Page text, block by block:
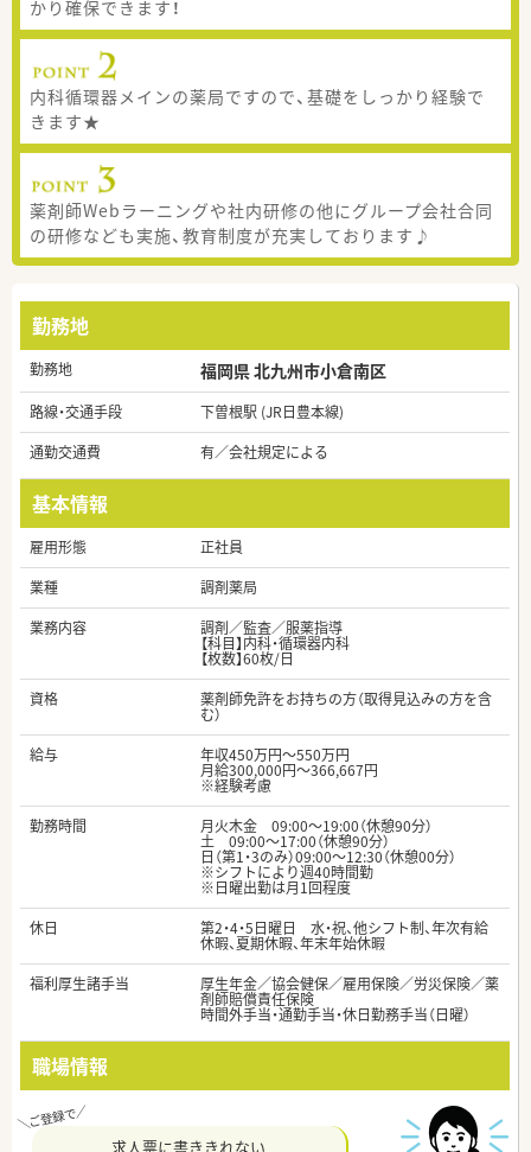
かり確保できます！
内科循環器メインの薬局ですので、基礎をしっかり経験で
きます★
薬剤師Webラーニングや社内研修の他にグループ会社合同
の研修なども実施、教育制度が充実しております♪
勤務地
勤務地 福岡県 北九州市小倉南区
路線・交通手段
下曽根駅 (JR日豊本線)
通勤交通費
有／会社規定による
基本情報
雇用形態
正社員
業種
調剤薬局
業務内容
調剤／監査／服薬指導
【科目】内科・循環器内科
【枚数】60枚/日
資格
薬剤師免許をお持ちの方（取得見込みの方を含
む）
給与
年収450万円～550万円
月給300,000円～366,667円
※経験考慮
勤務時間
月火木金 09:00～19:00（休憩90分）
土 09:00～17:00（休憩90分）
日（第1・3のみ）09:00～12:30（休憩00分）
※シフトにより週40時間勤
※日曜出勤は月1回程度
休日
第2・4・5日曜日 水・祝、他シフト制、年次有給
休暇、夏期休暇、年末年始休暇
福利厚生諸手当
厚生年金／協会健保／雇用保険／労災保険／薬
剤師賠償責任保険
時間外手当・通勤手当・休日勤務手当（日曜）
職場情報
求人票に書ききれない